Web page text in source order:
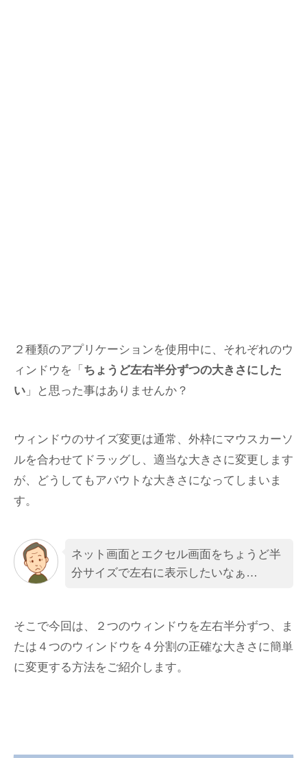
２種類のアプリケーションを使用中に、それぞれのウ
ィンドウを「 ちょうど左右半分ずつの大きさにした
い 」と思った事はありませんか？
ウィンドウのサイズ変更は通常、外枠にマウスカーソ
ルを合わせてドラッグし、適当な大きさに変更します
が、どうしてもアバウトな大きさになってしまいま
す。
ネット画面とエクセル画面をちょうど半
分サイズで左右に表示したいなぁ…
そこで今回は、２つのウィンドウを左右半分ずつ、ま
たは４つのウィンドウを４分割の正確な大きさに簡単
に変更する方法をご紹介します。